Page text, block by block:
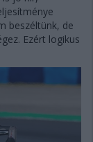
beszéltünk, de
Ezért logikus